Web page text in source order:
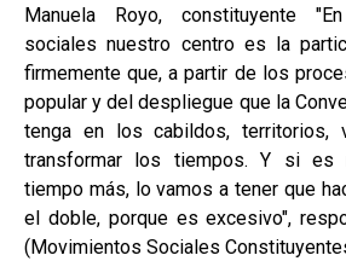
Manuela Royo, constituyente
sociales nuestro centro es la
firmemente que, a partir de los
popular y del despliegue que la
tenga en los cabildos, territorios,
transformar los tiempos. Y si es
tiempo más, lo vamos a tener que
el doble, porque es excesivo",
(Movimientos Sociales